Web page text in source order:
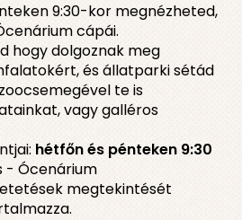
9:30-kor megnézheted,
cápái.
hogy dolgoznak meg
és állatparki sétád
te is
vagy galléros
hétfőn és pénteken 9:30
- Ócenárium
megtekintését